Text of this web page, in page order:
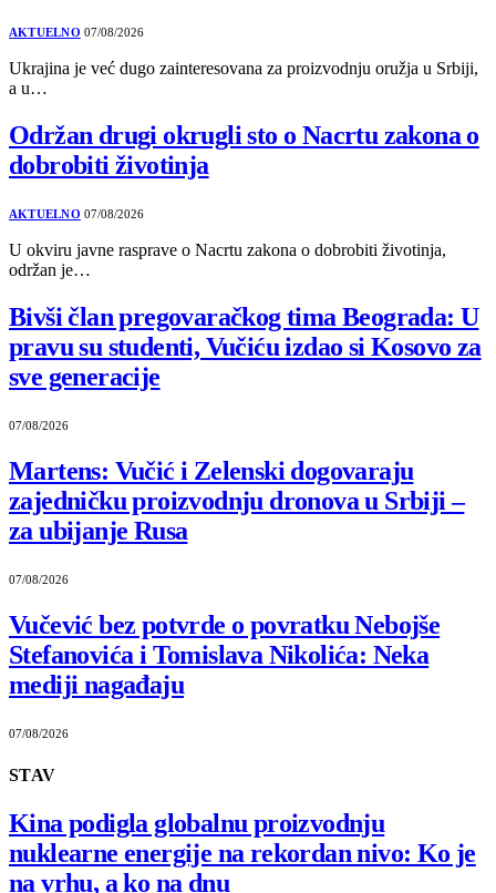
AKTUELNO 07/08/2026
Ukrajina je već dugo zainteresovana za proizvodnju oružja u Srbiji,
a u…
Održan drugi okrugli sto o Nacrtu zakona o
dobrobiti životinja
AKTUELNO 07/08/2026
U okviru javne rasprave o Nacrtu zakona o dobrobiti životinja,
održan je…
Bivši član pregovaračkog tima Beograda: U
pravu su studenti, Vučiću izdao si Kosovo za
sve generacije
07/08/2026
Martens: Vučić i Zelenski dogovaraju
zajedničku proizvodnju dronova u Srbiji –
za ubijanje Rusa
07/08/2026
Vučević bez potvrde o povratku Nebojše
Stefanovića i Tomislava Nikolića: Neka
mediji nagađaju
07/08/2026
STAV
Kina podigla globalnu proizvodnju
nuklearne energije na rekordan nivo: Ko je
na vrhu, a ko na dnu